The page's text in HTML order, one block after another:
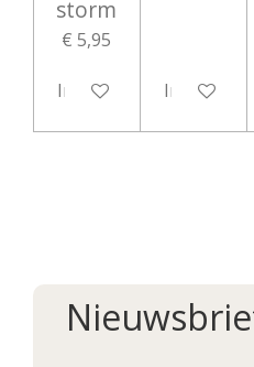
storm
€ 5,95
In winkelwagenIn